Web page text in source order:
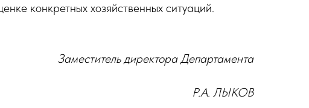
конкретных хозяйственных ситуаций.
Заместитель директора Департамента
Р.А. ЛЫКОВ